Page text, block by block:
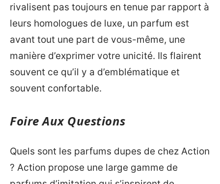
rivalisent pas toujours en tenue par rapport à
leurs homologues de luxe, un parfum est
avant tout une part de vous-même, une
manière d’exprimer votre unicité. Ils flairent
souvent ce qu’il y a d’emblématique et
souvent confortable.
Foire Aux Questions
Quels sont les parfums dupes de chez Action
? Action propose une large gamme de